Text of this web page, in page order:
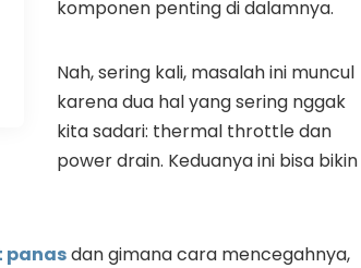
komponen penting di dalamnya.
Nah, sering kali, masalah ini muncul
karena dua hal yang sering nggak
kita sadari: thermal throttle dan
power drain. Keduanya ini bisa bikin
panasdan gimana cara mencegahnya,